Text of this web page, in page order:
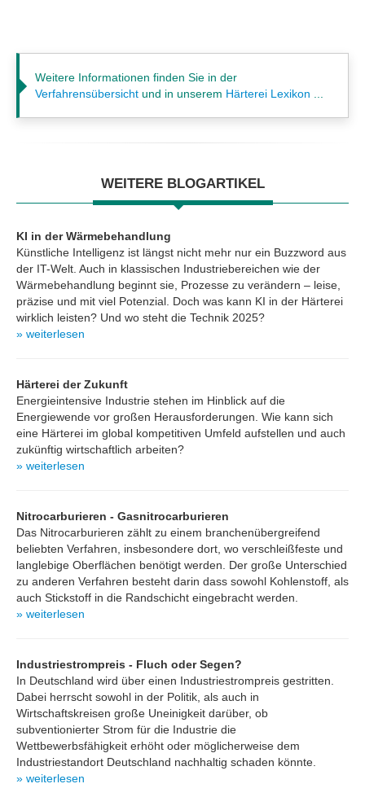
Weitere Informationen finden Sie in der
Verfahrensübersicht und in unserem Härterei Lexikon
WEITERE BLOGARTIKEL
KI in der Wärmebehandlung
Künstliche Intelligenz ist längst nicht mehr nur ein Buzzword aus
der IT-Welt. Auch in klassischen Industriebereichen wie der
Wärmebehandlung beginnt sie, Prozesse zu verändern – leise,
präzise und mit viel Potenzial. Doch was kann KI in der Härterei
wirklich leisten? Und wo steht die Technik 2025?
» weiterlesen
Härterei der Zukunft
Energieintensive Industrie stehen im Hinblick auf die
Energiewende vor großen Herausforderungen. Wie kann sich
eine Härterei im global kompetitiven Umfeld aufstellen und auch
zukünftig wirtschaftlich arbeiten?
» weiterlesen
Nitrocarburieren - Gasnitrocarburieren
Das Nitrocarburieren zählt zu einem branchenübergreifend
beliebten Verfahren, insbesondere dort, wo verschleißfeste und
langlebige Oberflächen benötigt werden. Der große Unterschied
zu anderen Verfahren besteht darin dass sowohl Kohlenstoff, als
auch Stickstoff in die Randschicht eingebracht werden.
» weiterlesen
Industriestrompreis - Fluch oder Segen?
In Deutschland wird über einen Industriestrompreis gestritten.
Dabei herrscht sowohl in der Politik, als auch in
Wirtschaftskreisen große Uneinigkeit darüber, ob
subventionierter Strom für die Industrie die
Wettbewerbsfähigkeit erhöht oder möglicherweise dem
Industriestandort Deutschland nachhaltig schaden könnte.
» weiterlesen